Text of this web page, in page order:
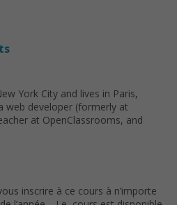
York City and lives in Paris,
a web developer (formerly at
at OpenClassrooms, and
inscrire à ce cours à n’importe